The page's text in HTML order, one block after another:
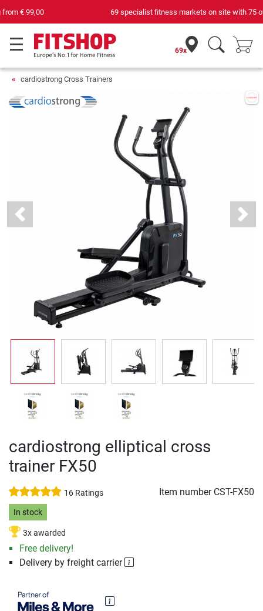
69 specialist fitness markets on site with 75 own service technicians
69x
cardiostrong Cross Trainers
Previous Next
cardiostrong elliptical cross
trainer FX50
16 Ratings Item number CST-FX50
In stock
3x awarded
Free delivery!
Delivery by freight carrier